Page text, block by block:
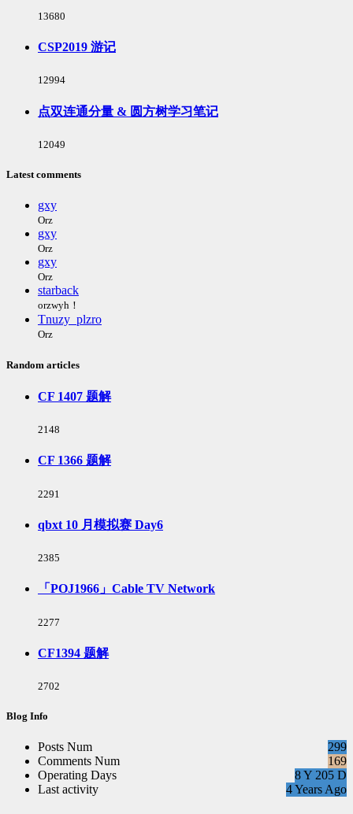
浏
次
13680
CSP2019 游记
浏
次
数:
12994
点双连通分量 & 圆方树学习笔记
浏
次
12049
Latest comments
gxy
Orz
gxy
Orz
gxy
Orz
starback
orzwyh！
Tnuzy_plzro
Orz
Random articles
CF 1407 题解
浏
次
2148
CF 1366 题解
浏
次
数:
2291
qbxt 10 月模拟赛 Day6
浏
次
2385
「POJ1966」Cable TV Network
浏
次
数:
2277
CF1394 题解
浏
次
2702
Blog Info
299
Posts Num
169
Comments Num
8 Y 205 D
Operating Days
4 Years Ago
Last activity